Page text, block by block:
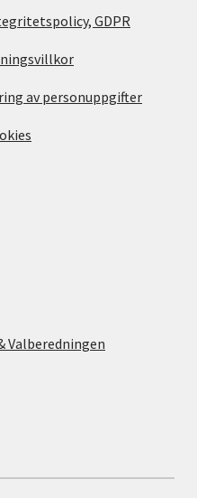
GDPR
av personuppgifter
Valberedningen